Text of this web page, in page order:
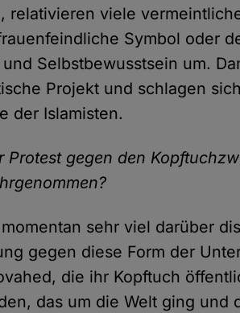
relativieren viele
Symbol oder
und Selbstbewusstsein um.
Projekt und schlagen
der Islamisten.
Protest gegen den
sehr viel darüber
gegen diese Form der
die ihr Kopftuch
das um die Welt ging und